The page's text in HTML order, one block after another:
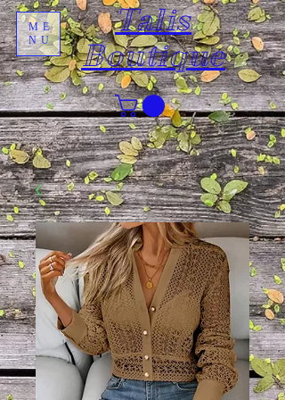
Talis
Boutique
ME
NU